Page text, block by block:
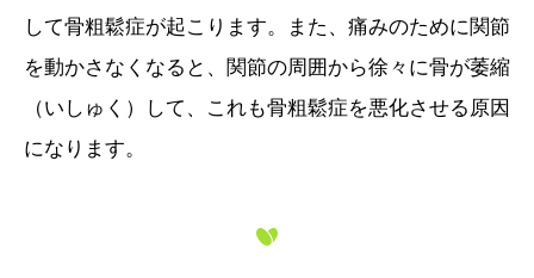
して骨粗鬆症が起こります。また、痛みのために関節
を動かさなくなると、関節の周囲から徐々に骨が萎縮
（いしゅく）して、これも骨粗鬆症を悪化させる原因
になります。